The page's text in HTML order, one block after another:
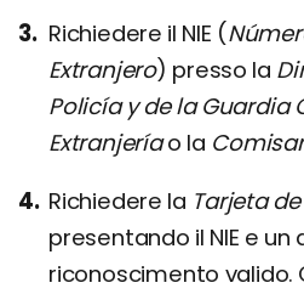
Richiedere il NIE (
Extranjero) presso la
Policía y de la Guardia
Extranjeríao la
Richiedere la Tarjeta
presentando il NIE e
riconoscimento valido.